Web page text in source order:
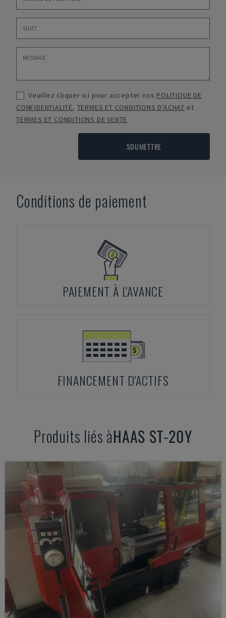
Veuillez cliquer ici pour accepter nos POLITIQUE DE
CONFIDENTIALITÉ, TERMES ET CONDITIONS D'ACHAT et
TERMES ET CONDITIONS DE VENTE
SOUMETTRE
Conditions de paiement
PAIEMENT À L'AVANCE
FINANCEMENT D'ACTIFS
Produits liés àHAAS ST-20Y